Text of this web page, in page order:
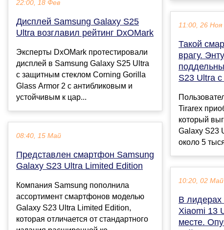
22:00, 18 Фев
Дисплей Samsung Galaxy S25
Ultra возглавил рейтинг DxOMark
Эксперты DxOMark протестировали
дисплей в Samsung Galaxy S25 Ultra
с защитным стеклом Corning Gorilla
Glass Armor 2 с антибликовым и
устойчивым к цар...
08:40, 15 Май
Представлен смартфон Samsung
Galaxy S23 Ultra Limited Edition
Компания Samsung пополнила
ассортимент смартфонов моделью
Galaxy S23 Ultra Limited Edition,
которая отличается от стандартного
11:00, 26 Ноя
Такой
врагу.
S23 Ultra
Tirarex
который
Galaxy S23
около 5
10:20, 02 Май
В лидерах
Xiaomi 13
месте.